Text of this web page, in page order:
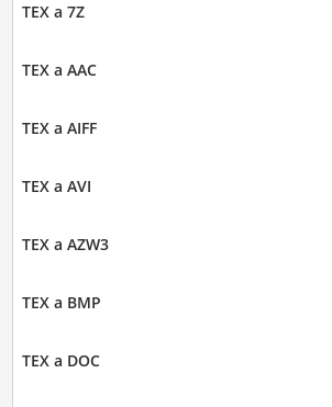
TEX a 7Z
TEX a AAC
TEX a AIFF
TEX a AVI
TEX a AZW3
TEX a BMP
TEX a DOC